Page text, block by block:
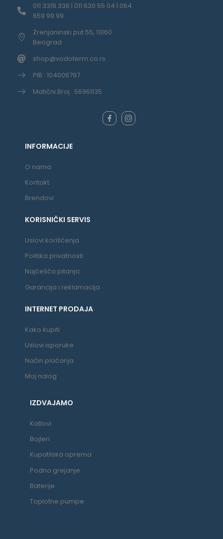
011 3319 336 | 011 630 55 04 | 064
659 99 99
Zrenjaninski put 55, 11060
Beograd
shop@vodoterm.co.rs
PIB : 104006797
Matični Broj : 56961135
INFORMACIJE
O nama
Kontakt
Brendovi
KORISNIČKI SERVIS
Uslovi korišćenja
Politika privatnosti
Najčešća pitanja
Garancija i reklamacija
INTERNET PRODAJA
Kako kupiti
Uslovi isporuke
Način plaćanja
Moj nalog
IZDVAJAMO
Kotlovi
Bojleri
Kupatilska oprema
Podno grejanje
Baterije
Toplotne pumpe